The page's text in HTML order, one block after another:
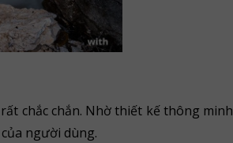
chắc chắn. Nhờ thiết kế thông minh
người dùng.